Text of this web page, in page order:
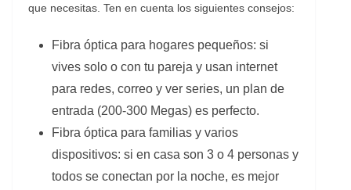
que necesitas. Ten en cuenta los siguientes consejos:
Fibra óptica para hogares pequeños: si
vives solo o con tu pareja y usan internet
para redes, correo y ver series, un plan de
entrada (200-300 Megas) es perfecto.
Fibra óptica para familias y varios
dispositivos: si en casa son 3 o 4 personas y
todos se conectan por la noche, es mejor